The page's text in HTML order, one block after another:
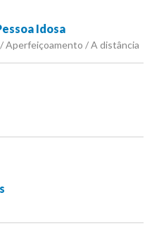
Idosa
Aperfeiçoamento / A distância